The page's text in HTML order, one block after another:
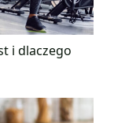
i dlaczego